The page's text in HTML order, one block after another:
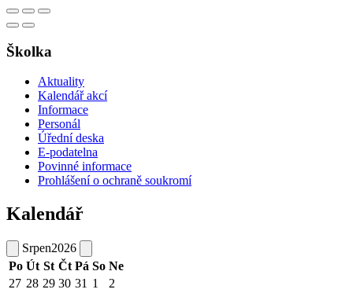
Školka
Aktuality
Kalendář akcí
Informace
Personál
Úřední deska
E-podatelna
Povinné informace
Prohlášení o ochraně soukromí
Kalendář
Srpen2026
Po Út St Čt Pá So Ne
27 28 29 30 31 1
2